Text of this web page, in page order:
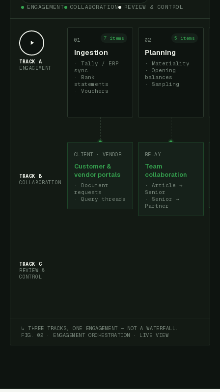
ENGAGEMENT
COLLABORATION REVIEW & CONTROL
TRACK A
ENGAGEMENT
01 7 items
Ingestion
· Tally / ERP
sync
· Bank
statements
· Vouchers
02 5 items
Planning
· Materiality
· Opening
balances
· Sampling
TRACK B
COLLABORATION
CLIENT · VENDOR
Customer &
vendor portals
· Document
requests
· Query threads
RELAY
Team
collaboration
· Article →
Senior
· Senior →
Partner
TRACK C
REVIEW &
CONTROL
↳ THREE TRACKS, ONE ENGAGEMENT — NOT A WATERFALL.
FIG. 02 · ENGAGEMENT ORCHESTRATION · LIVE VIEW